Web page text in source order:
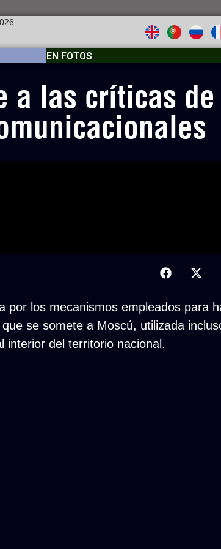
EN FOTOS
a las críticas
por los mecanismos empleados para
se somete a Moscú, utilizada
interior del territorio nacional.